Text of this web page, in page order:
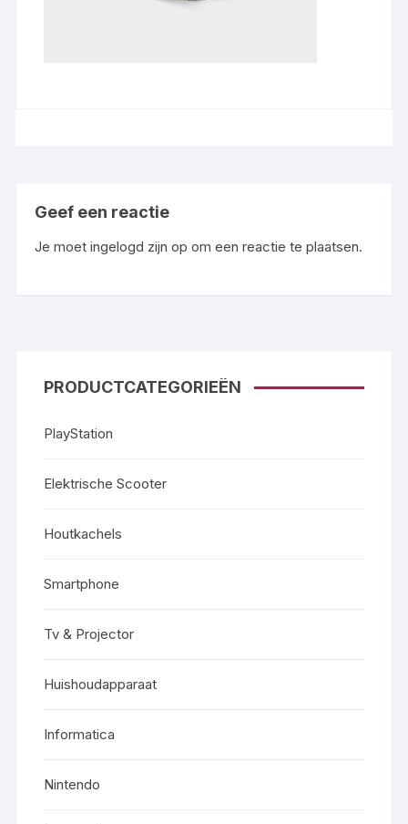
Geef een reactie
Je moetingelogd zijn op om een reactie te plaatsen.
PRODUCTCATEGORIEËN
PlayStation
Elektrische Scooter
Houtkachels
Smartphone
Tv & Projector
Huishoudapparaat
Informatica
Nintendo